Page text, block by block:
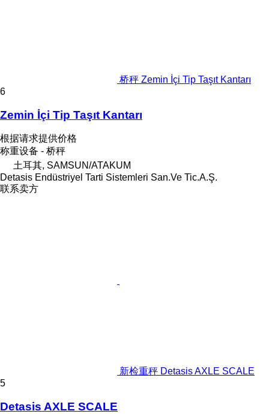
桥秤 Zemin İçi Tip Taşıt Kantarı
6
Zemin İçi Tip Taşıt Kantarı
根据请求提供价格
称重设备 - 桥秤
土耳其, SAMSUN/ATAKUM
Detasis Endüstriyel Tarti Sistemleri San.Ve Tic.A.Ş.
联系卖方
新检重秤 Detasis AXLE SCALE
5
Detasis AXLE SCALE